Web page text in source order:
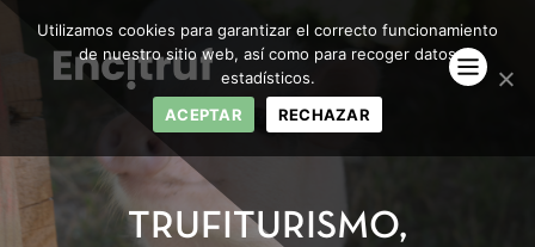
TRUFITURISMO,
Utilizamos cookies para garantizar el correcto funcionamiento
de nuestro sitio web, así como para recoger datos
estadísticos.
ACEPTAR
RECHAZAR